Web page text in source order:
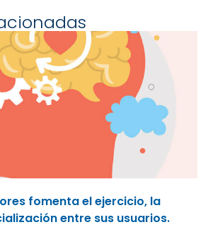
fomenta el ejercicio, la
entre sus usuarios.